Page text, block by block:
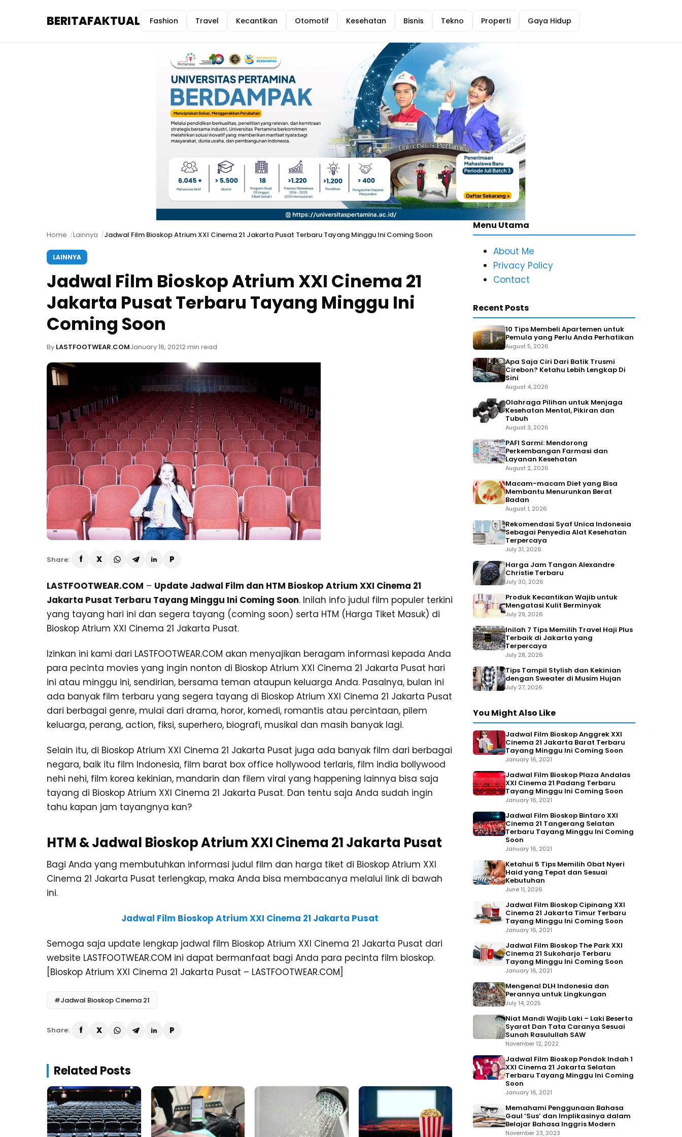
BERITAFAKTUAL Fashion Travel Kecantikan Otomotif Kesehatan Bisnis Tekno Properti Gaya Hidup
Home Lainnya Jadwal Film Bioskop Atrium XXI Cinema 21 Jakarta Pusat Terbaru Tayang Minggu Ini Coming Soon
LAINNYA
Jadwal Film Bioskop Atrium XXI Cinema 21
Jakarta Pusat Terbaru Tayang Minggu Ini
Coming Soon
By LASTFOOTWEAR.COMJanuary 16, 20212 min read
Share:
LASTFOOTWEAR.COM – Update Jadwal Film dan HTM Bioskop Atrium XXI Cinema 21
Jakarta Pusat Terbaru Tayang Minggu Ini Coming Soon. Inilah info judul film populer terkini
yang tayang hari ini dan segera tayang (coming soon) serta HTM (Harga Tiket Masuk) di
Bioskop Atrium XXI Cinema 21 Jakarta Pusat.
Izinkan ini kami dari LASTFOOTWEAR.COM akan menyajikan beragam informasi kepada Anda
para pecinta movies yang ingin nonton di Bioskop Atrium XXI Cinema 21 Jakarta Pusat hari
ini atau minggu ini, sendirian, bersama teman ataupun keluarga Anda. Pasalnya, bulan ini
ada banyak film terbaru yang segera tayang di Bioskop Atrium XXI Cinema 21 Jakarta Pusat
dari berbagai genre, mulai dari drama, horor, komedi, romantis atau percintaan, pilem
keluarga, perang, action, fiksi, superhero, biografi, musikal dan masih banyak lagi.
Selain itu, di Bioskop Atrium XXI Cinema 21 Jakarta Pusat juga ada banyak film dari berbagai
negara, baik itu film Indonesia, film barat box office hollywood terlaris, film india bollywood
nehi nehi, film korea kekinian, mandarin dan filem viral yang happening lainnya bisa saja
tayang di Bioskop Atrium XXI Cinema 21 Jakarta Pusat. Dan tentu saja Anda sudah ingin
tahu kapan jam tayangnya kan?
HTM & Jadwal Bioskop Atrium XXI Cinema 21 Jakarta Pusat
Bagi Anda yang membutuhkan informasi judul film dan harga tiket di Bioskop Atrium XXI
Cinema 21 Jakarta Pusat terlengkap, maka Anda bisa membacanya melalui link di bawah
ini.
Jadwal Film Bioskop Atrium XXI Cinema 21 Jakarta Pusat
Semoga saja update lengkap jadwal film Bioskop Atrium XXI Cinema 21 Jakarta Pusat dari
website LASTFOOTWEAR.COM ini dapat bermanfaat bagi Anda para pecinta film bioskop.
[Bioskop Atrium XXI Cinema 21 Jakarta Pusat – LASTFOOTWEAR.COM]
#Jadwal Bioskop Cinema 21
Share:
Related Posts
Menu Utama
About Me
Privacy Policy
Contact
Recent Posts
10 Tips Membeli Apartemen untuk
Pemula yang Perlu Anda Perhatikan
August 5, 2026
Apa Saja Ciri Dari Batik Trusmi
Cirebon? Ketahu Lebih Lengkap Di
Sini
August 4, 2026
Olahraga Pilihan untuk Menjaga
Kesehatan Mental, Pikiran dan
Tubuh
August 3, 2026
PAFI Sarmi: Mendorong
Perkembangan Farmasi dan
Layanan Kesehatan
August 2, 2026
Macam-macam Diet yang Bisa
Membantu Menurunkan Berat
Badan
August 1, 2026
Rekomendasi Syaf Unica Indonesia
Sebagai Penyedia Alat Kesehatan
Terpercaya
July 31, 2026
Harga Jam Tangan Alexandre
Christie Terbaru
July 30, 2026
Produk Kecantikan Wajib untuk
Mengatasi Kulit Berminyak
July 29, 2026
Inilah 7 Tips Memilih Travel Haji Plus
Terbaik di Jakarta yang
Terpercaya
July 28, 2026
Tips Tampil Stylish dan Kekinian
dengan Sweater di Musim Hujan
July 27, 2026
You Might Also Like
Jadwal Film Bioskop Anggrek XXI
Cinema 21 Jakarta Barat Terbaru
Tayang Minggu Ini Coming Soon
January 16, 2021
Jadwal Film Bioskop Plaza Andalas
XXI Cinema 21 Padang Terbaru
Tayang Minggu Ini Coming Soon
January 16, 2021
Jadwal Film Bioskop Bintaro XXI
Cinema 21 Tangerang Selatan
Terbaru Tayang Minggu Ini Coming
Soon
January 16, 2021
Ketahui 5 Tips Memilih Obat Nyeri
Haid yang Tepat dan Sesuai
Kebutuhan
June 11, 2026
Jadwal Film Bioskop Cipinang XXI
Cinema 21 Jakarta Timur Terbaru
Tayang Minggu Ini Coming Soon
January 16, 2021
Jadwal Film Bioskop The Park XXI
Cinema 21 Sukoharjo Terbaru
Tayang Minggu Ini Coming Soon
January 16, 2021
Mengenal DLH Indonesia dan
Perannya untuk Lingkungan
July 14, 2025
Niat Mandi Wajib Laki – Laki Beserta
Syarat Dan Tata Caranya Sesuai
Sunah Rasulullah SAW
November 12, 2022
Jadwal Film Bioskop Pondok Indah 1
XXI Cinema 21 Jakarta Selatan
Terbaru Tayang Minggu Ini Coming
Soon
January 16, 2021
Memahami Penggunaan Bahasa
Gaul ‘Sus’ dan Implikasinya dalam
Belajar Bahasa Inggris Modern
November 23, 2023